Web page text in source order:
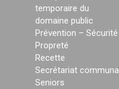
temporaire du
domaine public
Prévention – Sécurité
Propreté
Recette
Secrétariat communal
Seniors